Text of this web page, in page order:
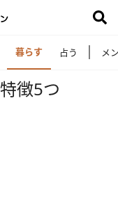
暮らす 占う メ
徴5つ